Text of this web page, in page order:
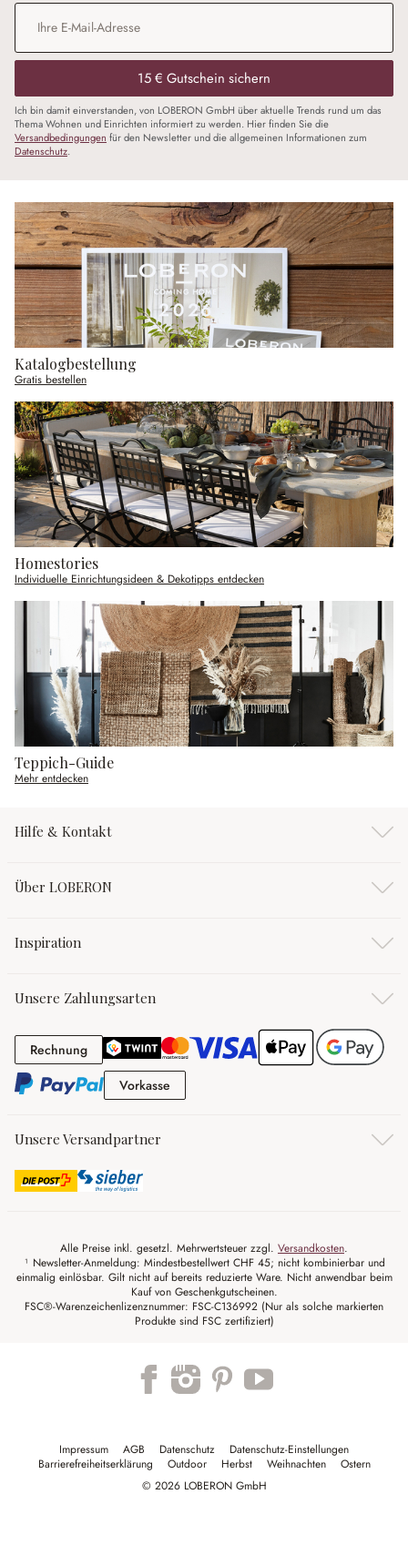
E-Mail-Adresse
15 € Gutschein sichern
Ich bin damit einverstanden, von LOBERON GmbH über aktuelle Trends rund um das
Thema Wohnen und Einrichten informiert zu werden. Hier finden Sie die
Versandbedingungen für den Newsletter und die allgemeinen Informationen zum
Datenschutz.
Katalogbestellung
Gratis bestellen
Homestories
Individuelle Einrichtungsideen & Dekotipps entdecken
Teppich-Guide
Mehr entdecken
Hilfe & Kontakt
Über LOBERON
Inspiration
Unsere Zahlungsarten
RechnungRechnung
Vorkasse
Unsere Versandpartner
Alle Preise inkl. gesetzl. Mehrwertsteuer zzgl. Versandkosten.
¹ Newsletter-Anmeldung: Mindestbestellwert CHF 45; nicht kombinierbar und
einmalig einlösbar. Gilt nicht auf bereits reduzierte Ware. Nicht anwendbar beim
Kauf von Geschenkgutscheinen.
FSC®-Warenzeichenlizenznummer: FSC-C136992 (Nur als solche markierten
Produkte sind FSC zertifiziert)
Impressum AGB Datenschutz
Datenschutz-Einstellungen
Barrierefreiheitserklärung
Outdoor Herbst Weihnachten
Ostern
© 2026 LOBERON GmbH